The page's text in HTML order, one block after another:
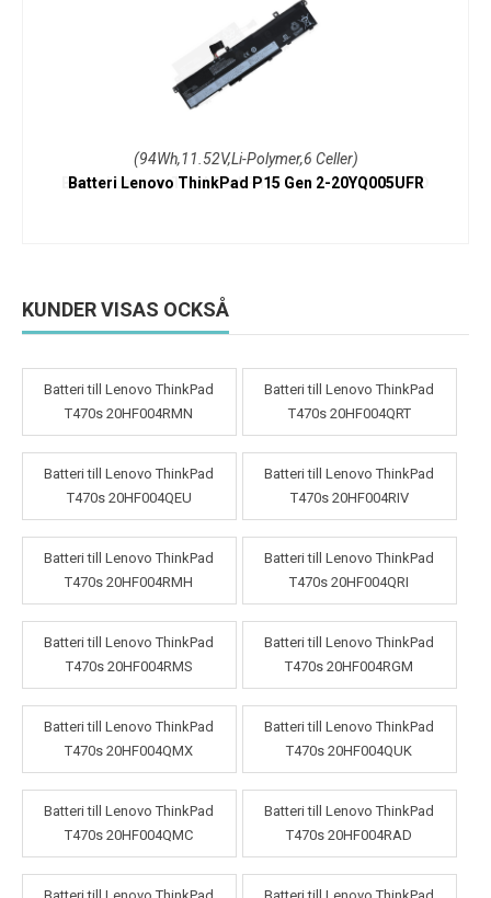
(94Wh,11.52V,Li-Polymer,6 Celler)
Batteri Lenovo ThinkPad P15 Gen 2-20YQ005UFR
KUNDER VISAS OCKSÅ
Batteri till Lenovo ThinkPad
T470s 20HF004RMN
Batteri till Lenovo ThinkPad
T470s 20HF004QRT
Batteri till Lenovo ThinkPad
T470s 20HF004QEU
Batteri till Lenovo ThinkPad
T470s 20HF004RIV
Batteri till Lenovo ThinkPad
T470s 20HF004RMH
Batteri till Lenovo ThinkPad
T470s 20HF004QRI
Batteri till Lenovo ThinkPad
T470s 20HF004RMS
Batteri till Lenovo ThinkPad
T470s 20HF004RGM
Batteri till Lenovo ThinkPad
T470s 20HF004QMX
Batteri till Lenovo ThinkPad
T470s 20HF004QUK
Batteri till Lenovo ThinkPad
T470s 20HF004QMC
Batteri till Lenovo ThinkPad
T470s 20HF004RAD